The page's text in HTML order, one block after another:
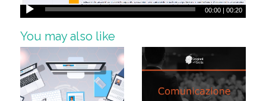
00:00 |00:20
You may also like